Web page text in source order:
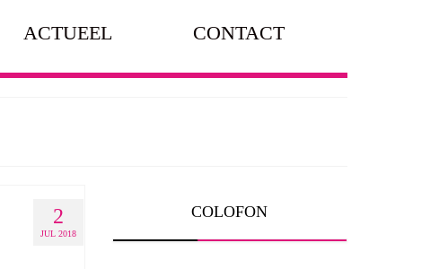
ACTUEEL CONTACT
2
JUL 2018
COLOFON